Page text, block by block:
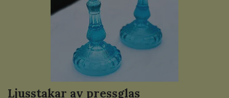
Ljusstakar av pressglas